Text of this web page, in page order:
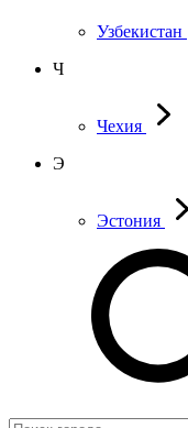
Узбекистан
Ч
Чехия
Э
Эстония